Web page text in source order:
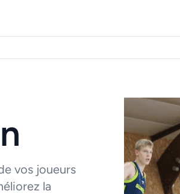
vos joueurs
la